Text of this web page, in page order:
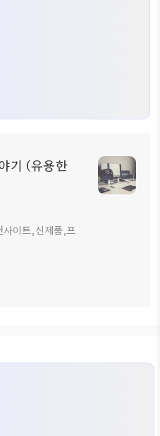
기 (유용한
이트,신제품,프